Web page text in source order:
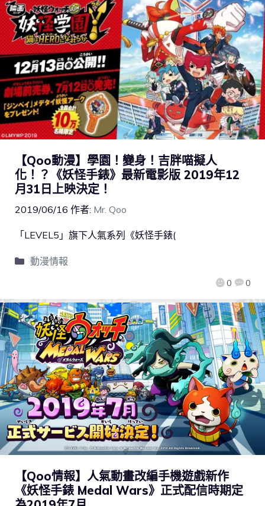
【Qoo動漫】學園！變身！吉胖喵擬人
化！？《妖怪手錶》最新電影版 2019年12
月31日上映決定！
2019/06/16 作者: Mr. Qoo
0 0
「LEVEL5」旗下人氣系列《妖怪手錶(
動漫情報
【Qoo情報】人氣動畫改編手機遊戲新作
《妖怪手錶 Medal Wars》正式配信時期定